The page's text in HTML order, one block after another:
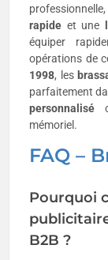
rapide et une
équiper
opérations de
1998, les
parfaitement
personnalisé
mémoriel.
FAQ –
Pourquoi
B2B ?